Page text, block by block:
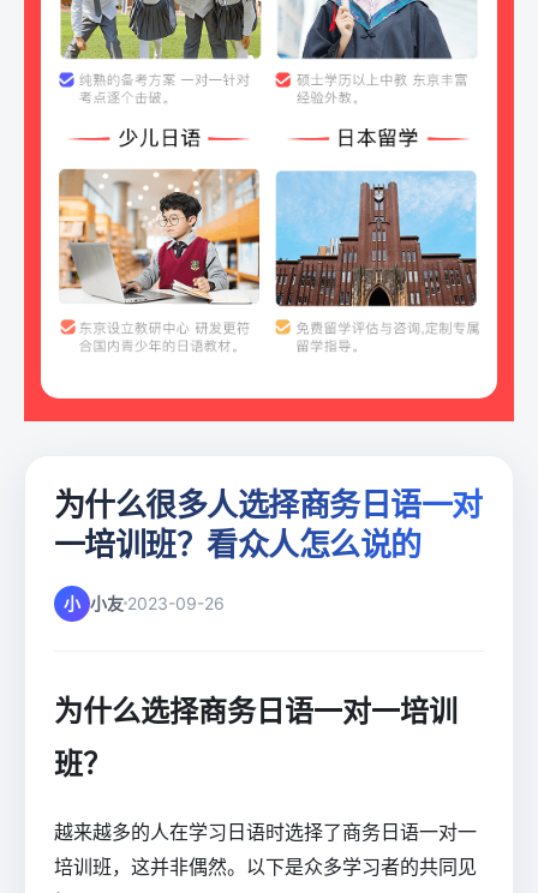
为什么很多人选择商务日语一对
一培训班？看众人怎么说的
小 小友 2023-09-26
为什么选择商务日语一对一培训
班？
越来越多的人在学习日语时选择了商务日语一对一
培训班，这并非偶然。以下是众多学习者的共同见